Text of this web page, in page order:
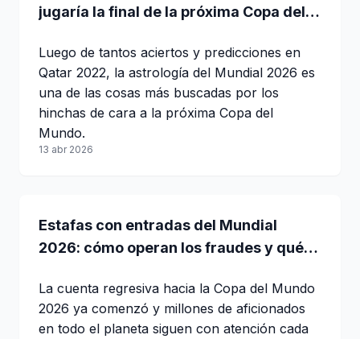
jugaría la final de la próxima Copa del
Luego de tantos aciertos y predicciones en
Qatar 2022, la astrología del Mundial 2026 es
una de las cosas más buscadas por los
hinchas de cara a la próxima Copa del
Mundo.
13 abr 2026
Estafas con entradas del Mundial
2026: cómo operan los fraudes y qué
La cuenta regresiva hacia la Copa del Mundo
2026 ya comenzó y millones de aficionados
en todo el planeta siguen con atención cada